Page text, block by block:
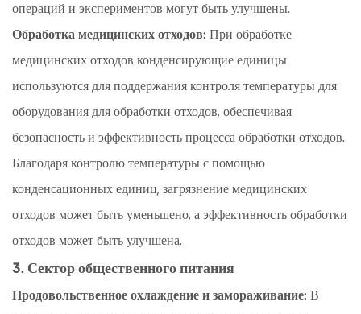
уборка
операций и экспериментов могут быть улучшены.
Обработка медицинских отходов: При обработке
медицинских отходов конденсирующие единицы
используются для поддержания контроля температуры для
оборудования для обработки отходов, обеспечивая
безопасность и эффективность процесса обработки отходов.
Благодаря контролю температуры с помощью
конденсационных единиц, загрязнение медицинских
отходов может быть уменьшено, а эффективность обработки
отходов может быть улучшена.
3. Сектор общественного питания
Продовольственное охлаждение и замораживание: В